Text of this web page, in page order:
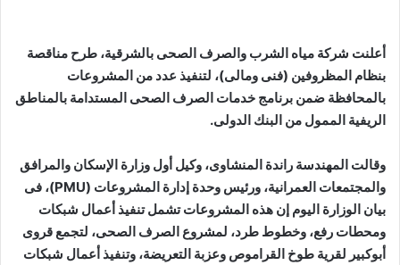
أعلنت شركة مياه الشرب والصرف الصحى بالشرقية، طرح مناقصة
بنظام المظروفين (فنى ومالى)، لتنفيذ عدد من المشروعات
بالمحافظة ضمن برنامج خدمات الصرف الصحى المستدامة بالمناطق
الريفية الممول من البنك الدولى.
وقالت المهندسة راندة المنشاوى، وكيل أول وزارة الإسكان والمرافق
والمجتمعات العمرانية، ورئيس وحدة إدارة المشروعات (PMU)، فى
بيان الوزارة اليوم إن هذه المشروعات تشمل تنفيذ أعمال شبكات
ومحطات رفع، وخطوط طرد، لمشروع الصرف الصحى، لتجمع قروى
أبوكبير لقرية طوخ القراموص وعزبة التعريضة، وتنفيذ أعمال شبكات